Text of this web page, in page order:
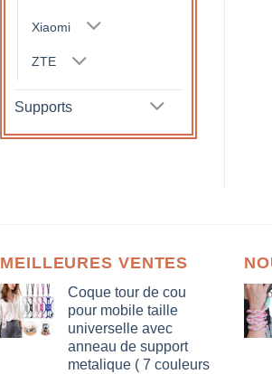
Xiaomi
ZTE
Supports
MEILLEURES VENTES
Coque tour de cou
pour mobile taille
universelle avec
anneau de support
metalique ( 7 couleurs